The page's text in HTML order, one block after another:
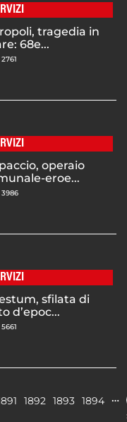
tragedia in
68e...
2761
operaio
eroe...
3986
sfilata di
d’epoc...
5661
1892 1893 1894 …